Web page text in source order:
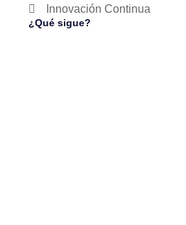
Innovación Continua
¿Qué sigue?